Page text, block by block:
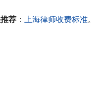
荐 ： 上海律师收费标准。